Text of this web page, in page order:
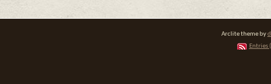
Arclite theme by
Entries